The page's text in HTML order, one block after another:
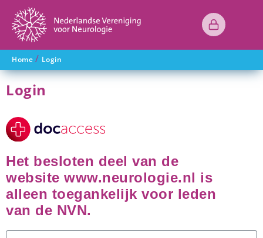
Home / Login
Login
Het besloten deel van de
website www.neurologie.nl is
alleen toegankelijk voor leden
van de NVN.